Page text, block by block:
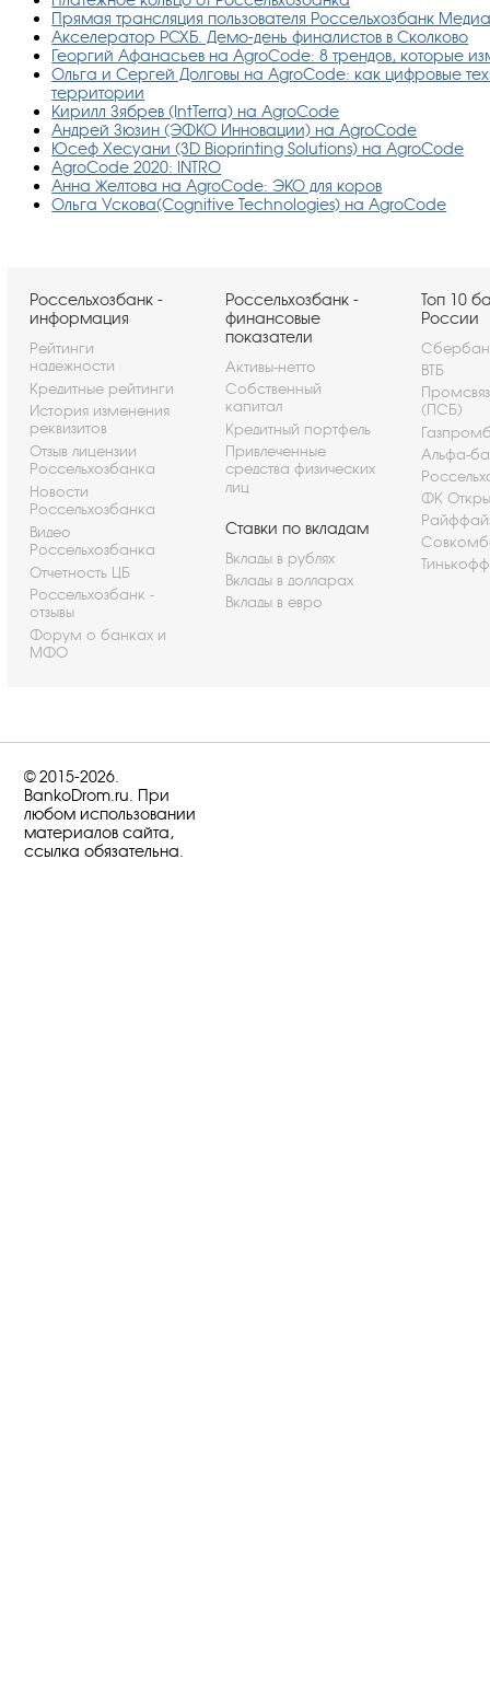
Прямая трансляция пользователя Россельхозбанк
Акселератор РСХБ. Демо-день финалистов в Сколково
Георгий Афанасьев на AgroCode: 8 трендов, которые
Ольга и Сергей Долговы на AgroCode: как цифровые
территории
Кирилл Зябрев (IntTerra) на AgroCode
Андрей Зюзин (ЭФКО Инновации) на AgroCode
Юсеф Хесуани (3D Bioprinting Solutions) на AgroCode
AgroCode 2020: INTRO
Анна Желтова на AgroCode: ЭКО для коров
Ольга Ускова(Cognitive Technologies) на AgroCode
Россельхозбанк -
информация
Рейтинги
надежности
Кредитные рейтинги
История изменения
реквизитов
Отзыв лицензии
Россельхозбанка
Новости
Россельхозбанка
Видео
Россельхозбанка
Отчетность ЦБ
Россельхозбанк -
отзывы
Форум о банках и
МФО
Россельхозбанк -
финансовые
показатели
Активы-нетто
Собственный
капитал
Кредитный портфель
Привлеченные
средства физических
лиц
Ставки по вкладам
Вклады в рублях
Вклады в долларах
Вклады в евро
Топ 10
России
ВТБ
(ПСБ)
Альфа-
ФК
© 2015-2026.
BankoDrom.ru. При
любом использовании
материалов сайта,
ссылка обязательна.